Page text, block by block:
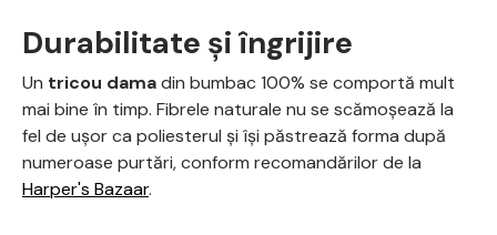
Durabilitate și îngrijire
Un tricou damadin bumbac 100% se comportă mult
mai bine în timp. Fibrele naturale nu se scămoșează la
fel de ușor ca poliesterul și își păstrează forma după
numeroase purtări, conform recomandărilor de la
Harper's Bazaar.